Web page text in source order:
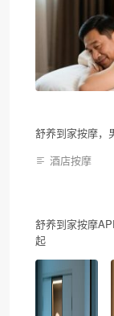
舒养到家按摩，
酒店按摩
舒养到家按摩
起